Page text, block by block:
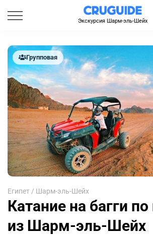
Экскурсия Шарм-эль-Шейх
Групповая
Египет / Шарм-эль-Шейх
Катание на багги
из Шарм-эль-Шейх